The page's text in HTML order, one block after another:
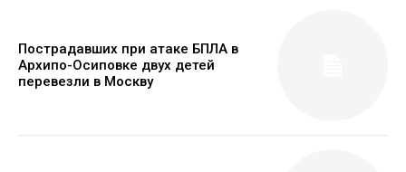
Пострадавших при атаке БПЛА в
Архипо-Осиповке двух детей
перевезли в Москву